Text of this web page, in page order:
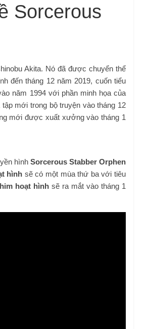
Sorcerous
Akita. Nó đã được chuyển thể
đến tháng 12 năm 2019, cuốn tiểu
năm 1994 với phần minh họa của
mới trong bộ truyện vào tháng 12
mới được xuất xưởng vào tháng 1
hình Sorcerous Stabber Orphen
hình sẽ có một mùa thứ ba với tiêu
hoạt hìnhsẽ ra mắt vào tháng 1